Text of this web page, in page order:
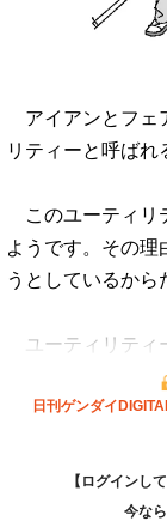
アイアンとフェ
リティーと呼ばれ
このユーティリ
ようです。その理
うとしているから
ユーティリティ
日刊ゲンダイ
【ログインし
今なら